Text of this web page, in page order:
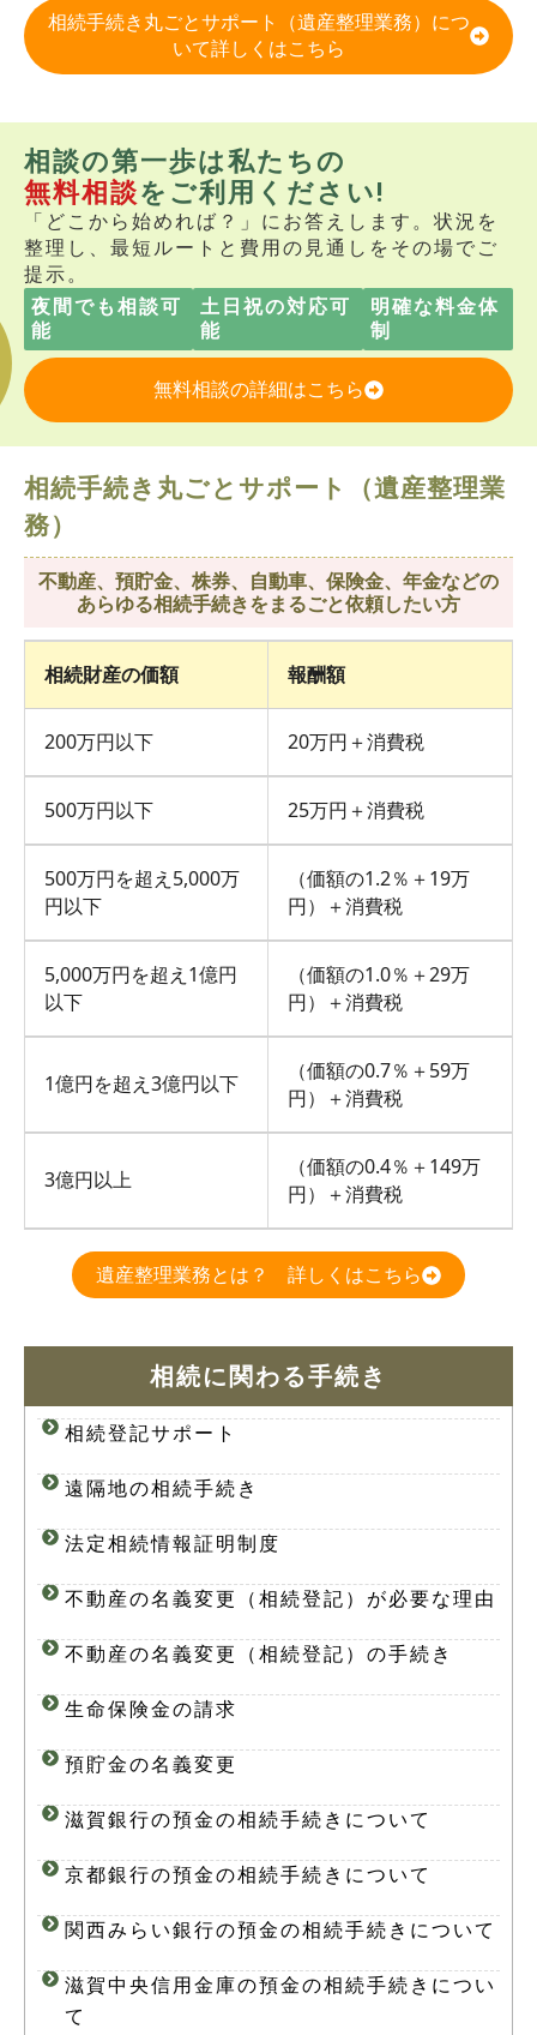
相続手続き丸ごとサポート（遺産整理業務）につ
いて詳しくはこちら
相談の第一歩は私たちの
無料相談をご利用ください!
「どこから始めれば？」にお答えします。状況を
整理し、最短ルートと費用の見通しをその場でご
提示。
夜間でも相談可
能
土日祝の対応可
能
明確な料金体
制
無料相談の詳細はこちら
相続手続き丸ごとサポート（遺産整理業
務）
不動産、預貯金、株券、自動車、保険金、年金などの
あらゆる相続手続きをまるごと依頼したい方
相続財産の価額 報酬額
200万円以下 20万円＋消費税
500万円以下 25万円＋消費税
500万円を超え5,000万
円以下
（価額の1.2％＋19万
円）＋消費税
5,000万円を超え1億円
以下
（価額の1.0％＋29万
円）＋消費税
1億円を超え3億円以下
（価額の0.7％＋59万
円）＋消費税
3億円以上
（価額の0.4％＋149万
円）＋消費税
遺産整理業務とは？ 詳しくはこちら
相続に関わる手続き
相続登記サポート
遠隔地の相続手続き
法定相続情報証明制度
不動産の名義変更（相続登記）が必要な理由
不動産の名義変更（相続登記）の手続き
生命保険金の請求
預貯金の名義変更
滋賀銀行の預金の相続手続きについて
京都銀行の預金の相続手続きについて
関西みらい銀行の預金の相続手続きについて
滋賀中央信用金庫の預金の相続手続きについ
て